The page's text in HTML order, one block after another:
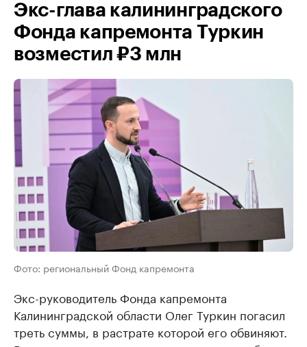
Экс-глава калининградского
Фонда капремонта Туркин
возместил ₽3 млн
Фото: региональный Фонд капремонта
Экс-руководитель Фонда капремонта
Калининградской области Олег Туркин погасил
треть суммы, в растрате которой его обвиняют.